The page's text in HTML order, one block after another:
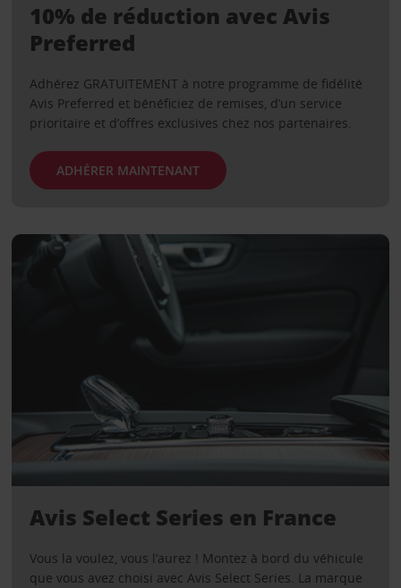
10% de réduction avec Avis
Preferred
Adhérez GRATUITEMENT à notre programme de fidélité
Avis Preferred et bénéficiez de remises, d’un service
prioritaire et d’offres exclusives chez nos partenaires.
ADHÉRER MAINTENANT
Avis Select Series en France
Vous la voulez, vous l’aurez ! Montez à bord du véhicule
que vous avez choisi avec Avis Select Series. La marque